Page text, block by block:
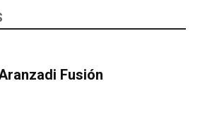
Fusión